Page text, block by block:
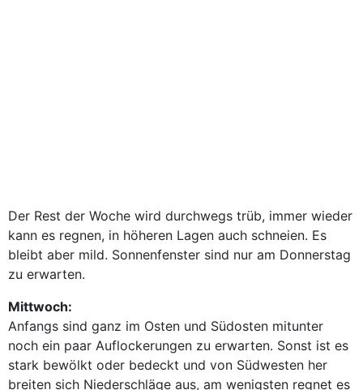
Der Rest der Woche wird durchwegs trüb, immer wieder
kann es regnen, in höheren Lagen auch schneien. Es
bleibt aber mild. Sonnenfenster sind nur am Donnerstag
zu erwarten.
Mittwoch:
Anfangs sind ganz im Osten und Südosten mitunter
noch ein paar Auflockerungen zu erwarten. Sonst ist es
stark bewölkt oder bedeckt und von Südwesten her
breiten sich Niederschläge aus, am wenigsten regnet es